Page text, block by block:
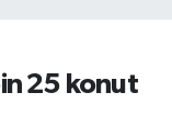
25 konut